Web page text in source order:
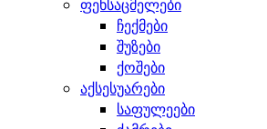
ფეხსაცმელები
ჩექმები
შუზები
ქოშები
აქსესუარები
საფულეები